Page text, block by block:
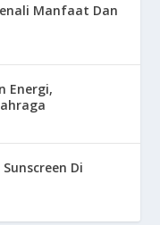
Manfaat Dan
Energi,
Di